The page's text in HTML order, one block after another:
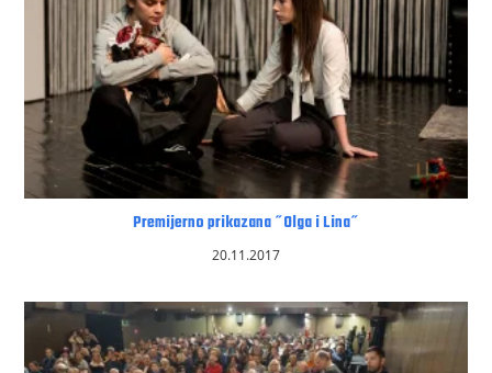
Premijerno prikazana ˝Olga i Lina˝
20.11.2017